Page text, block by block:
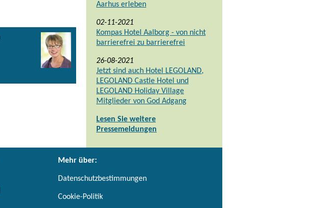
Aarhus erleben
02-11-2021
Kompas Hotel Aalborg - von nicht
barrierefrei zu barrierefrei
26-08-2021
Jetzt sind auch Hotel LEGOLAND,
LEGOLAND Castle Hotel und
LEGOLAND Holiday Village
Mitglieder von God Adgang
Lesen Sie weitere
Pressemeldungen
Mehr über:
Datenschutzbestimmungen
Cookie-Politik